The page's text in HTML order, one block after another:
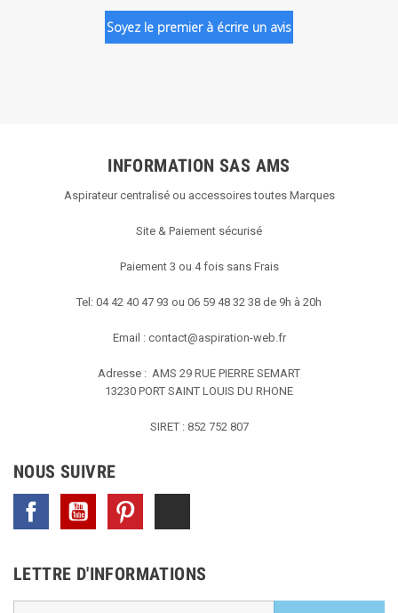
Soyez le premier à écrire un avis
INFORMATION SAS AMS
Aspirateur centralisé ou accessoires toutes Marques
Site & Paiement sécurisé
Paiement 3 ou 4 fois sans Frais
Tel: 04 42 40 47 93 ou 06 59 48 32 38 de 9h à 20h
Email : contact@aspiration-web.fr
Adresse : AMS 29 RUE PIERRE SEMART
13230 PORT SAINT LOUIS DU RHONE
SIRET : 852 752 807
NOUS SUIVRE
Facebook YouTube
LETTRE D'INFORMATIONS